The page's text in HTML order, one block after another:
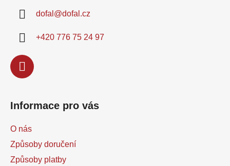
dofal @dofal.cz
+420 776 75 24 97
Informace pro vás
O nás
Způsoby doručení
Způsoby platby